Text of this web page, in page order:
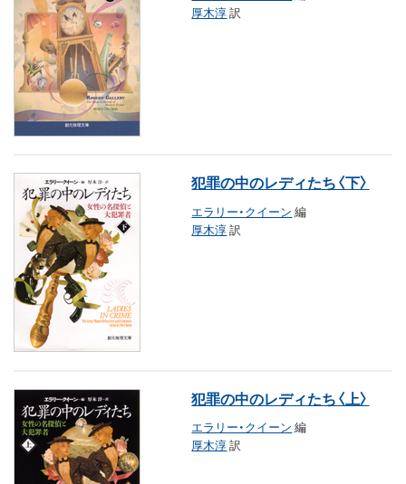
厚木淳訳
犯罪の中のレディたち〈下〉
エラリー・クイーン 編
厚木淳訳
犯罪の中のレディたち〈上〉
エラリー・クイーン 編
厚木淳訳